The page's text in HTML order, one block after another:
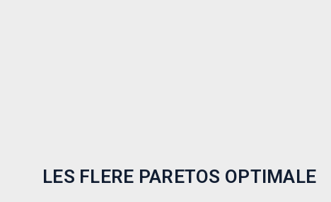
LES FLERE PARETOS OPTIMALE